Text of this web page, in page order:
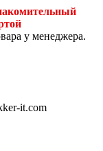
у менеджера.
it.com